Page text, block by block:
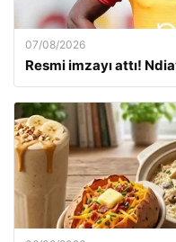
07/08/2026
Resmi imzayı attı!